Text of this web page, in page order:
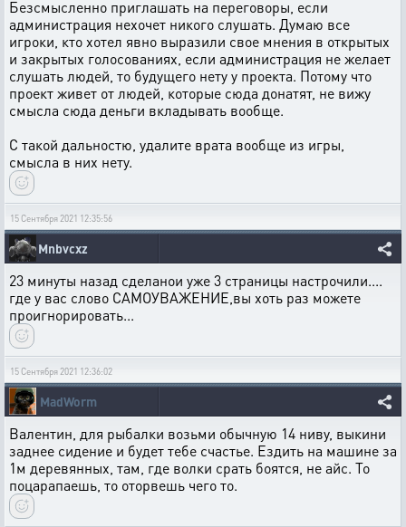
Безсмысленно приглашать на переговоры, если
администрация нехочет никого слушать. Думаю все
игроки, кто хотел явно выразили свое мнения в открытых
и закрытых голосованиях, если администрация не желает
слушать людей, то будущего нету у проекта. Потому что
проект живет от людей, которые сюда донатят, не вижу
смысла сюда деньги вкладывать вообще.
С такой дальностю, удалите врата вообще из игры,
смысла в них нету.
15 Сентября 2021 12:35:56
Mnbvcxz
23 минуты назад сделанои уже 3 страницы настрочили....
где у вас слово САМОУВАЖЕНИЕ,вы хоть раз можете
проигнорировать...
15 Сентября 2021 12:36:02
MadWorm
Валентин, для рыбалки возьми обычную 14 ниву, выкини
заднее сидение и будет тебе счастье. Ездить на машине за
1м деревянных, там, где волки срать боятся, не айс. То
поцарапаешь, то оторвешь чего то.